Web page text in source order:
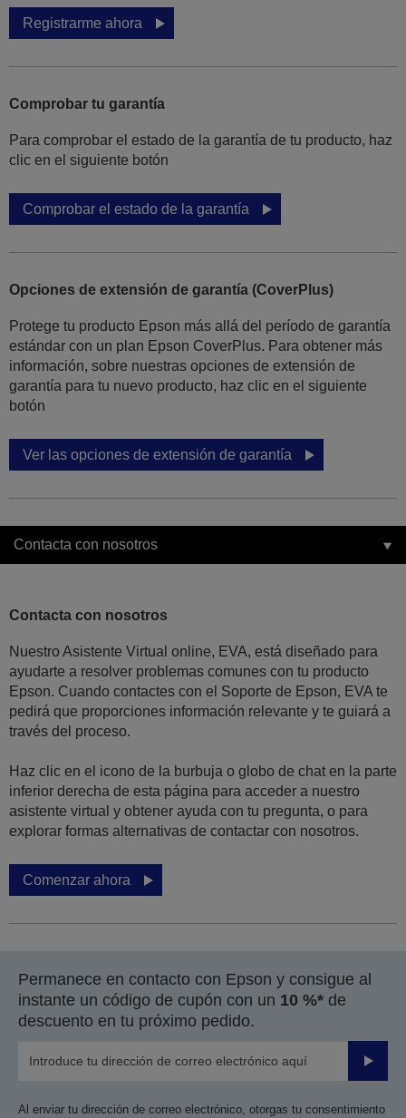
Registrarme ahora
Comprobar tu garantía
Para comprobar el estado de la garantía de tu producto, haz
clic en el siguiente botón
Comprobar el estado de la garantía
Opciones de extensión de garantía (CoverPlus)
Protege tu producto Epson más allá del período de garantía
estándar con un plan Epson CoverPlus. Para obtener más
información, sobre nuestras opciones de extensión de
garantía para tu nuevo producto, haz clic en el siguiente
botón
Ver las opciones de extensión de garantía
Contacta con nosotros
Contacta con nosotros
Nuestro Asistente Virtual online, EVA, está diseñado para
ayudarte a resolver problemas comunes con tu producto
Epson. Cuando contactes con el Soporte de Epson, EVA te
pedirá que proporciones información relevante y te guiará a
través del proceso.
Haz clic en el icono de la burbuja o globo de chat en la parte
inferior derecha de esta página para acceder a nuestro
asistente virtual y obtener ayuda con tu pregunta, o para
explorar formas alternativas de contactar con nosotros.
Comenzar ahora
Permanece en contacto con Epson y consigue al
instante un código de cupón con un 10 %* de
descuento en tu próximo pedido.
Enviar
Al enviar tu dirección de correo electrónico, otorgas tu consentimiento